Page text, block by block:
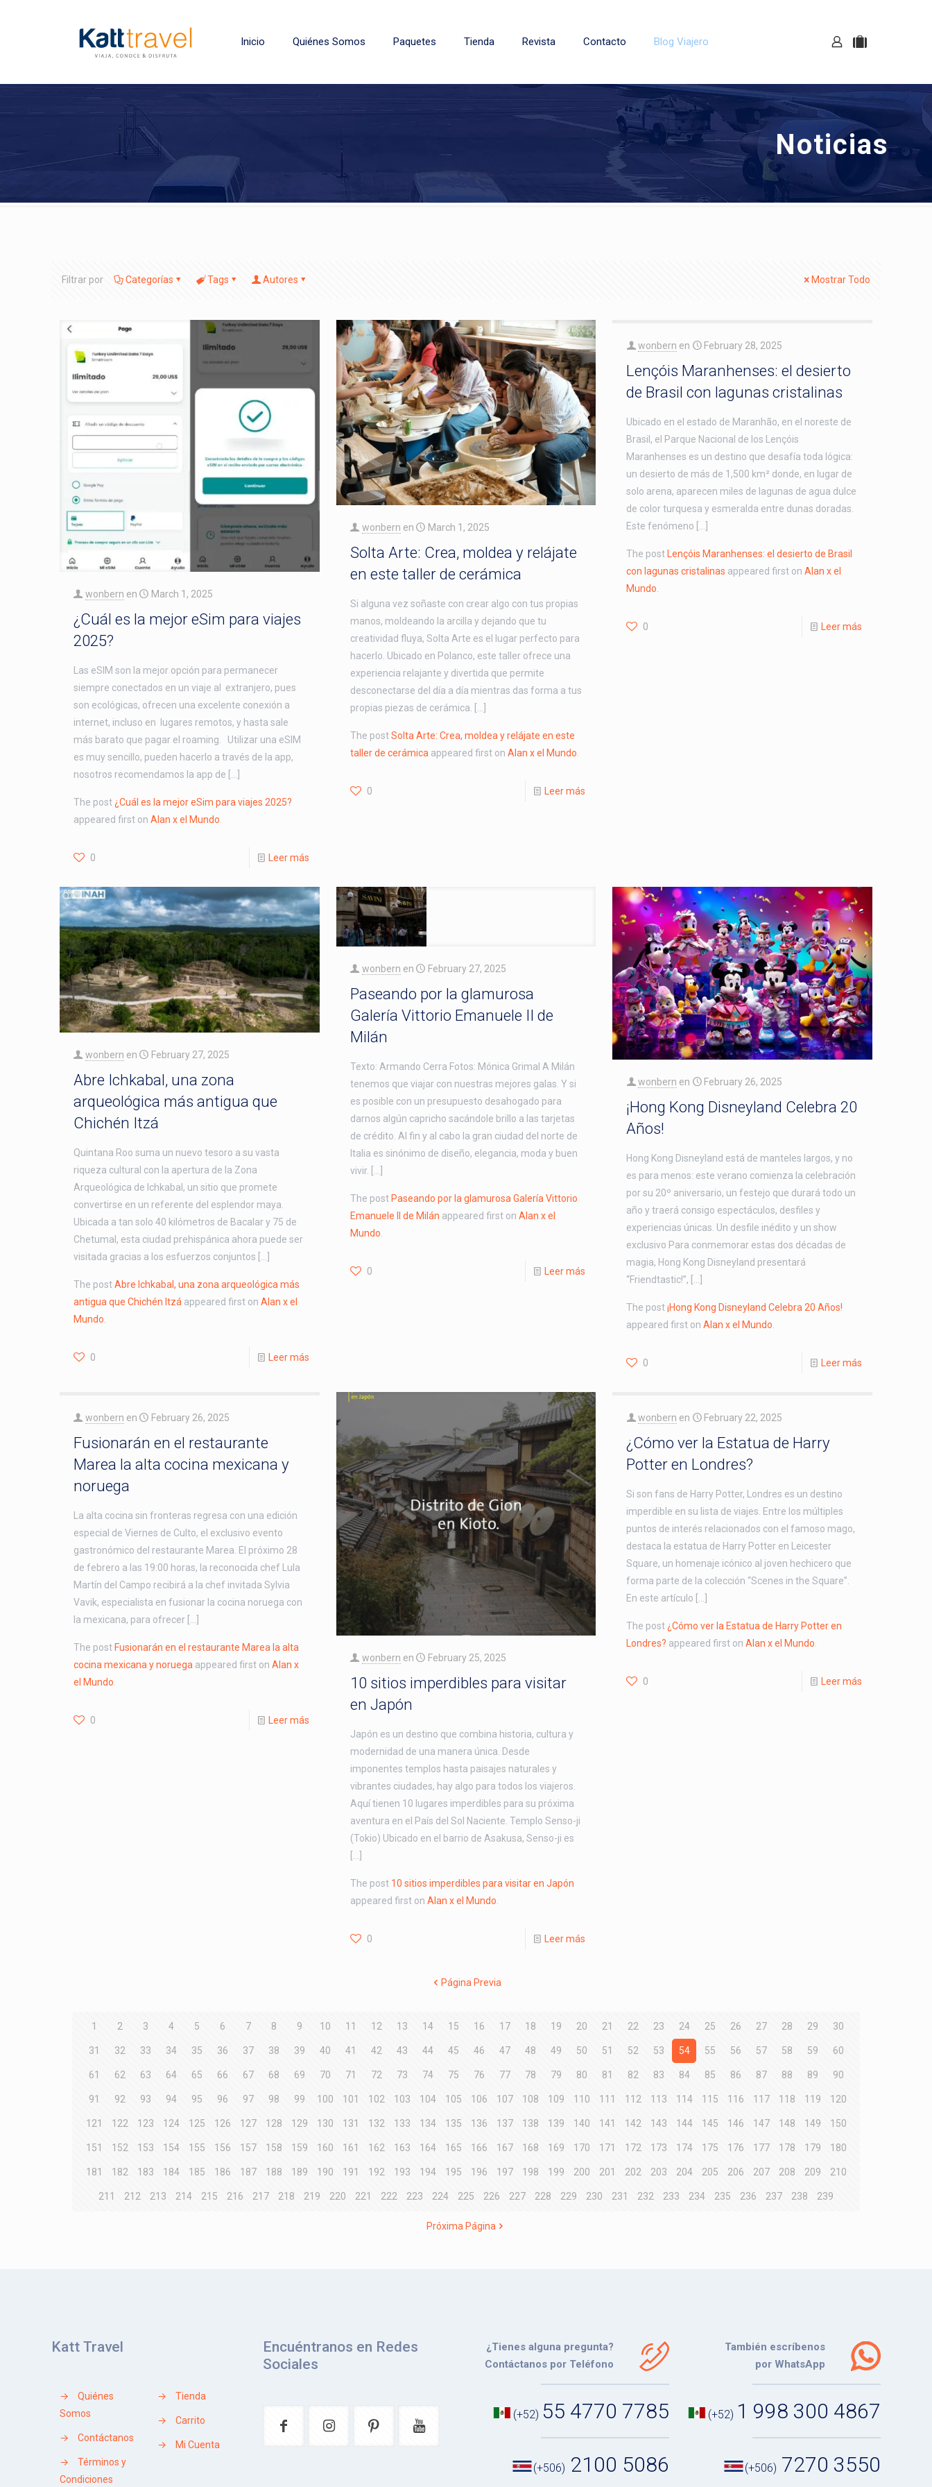
Inicio Quiénes Somos Paquetes Tienda Revista Contacto Blog Viajero
Noticias
Filtrar por Categorías Tags Autores Mostrar Todo
wonbern en March 1, 2025
¿Cuál es la mejor eSim para viajes
2025?
Las eSIM son la mejor opción para permanecer
siempre conectados en un viaje al extranjero, pues
son ecológicas, ofrecen una excelente conexión a
internet, incluso en lugares remotos, y hasta sale
más barato que pagar el roaming. Utilizar una eSIM
es muy sencillo, pueden hacerlo a través de la app,
nosotros recomendamos la app de […]
The post ¿Cuál es la mejor eSim para viajes 2025?
appeared first on Alan x el Mundo
0 Leer más
wonbern en March 1, 2025
Solta Arte: Crea, moldea y relájate
en este taller de cerámica
Si alguna vez soñaste con crear algo con tus propias
manos, moldeando la arcilla y dejando que tu
creatividad fluya, Solta Arte es el lugar perfecto para
hacerlo. Ubicado en Polanco, este taller ofrece una
experiencia relajante y divertida que permite
desconectarse del día a día mientras das forma a tus
propias piezas de cerámica. […]
The postSolta Arte: Crea, moldea y relájate en este
taller de cerámica appeared first on Alan x el Mundo
0 Leer más
wonbern en February 28, 2025
Lençóis Maranhenses: el desierto
de Brasil con lagunas cristalinas
Ubicado en el estado de Maranhão, en el noreste de
Brasil, el Parque Nacional de los Lençóis
Maranhenses es un destino que desafía toda lógica:
un desierto de más de 1,500 km² donde, en lugar de
solo arena, aparecen miles de lagunas de agua dulce
de color turquesa y esmeralda entre dunas doradas.
Este fenómeno […]
The post
Lençóis Maranhenses: el desierto de Brasil
con lagunas cristalinas appeared first onAlan x el
Mundo
0 Leer más
wonbern en February 27, 2025
Abre Ichkabal, una zona
arqueológica más antigua que
Chichén Itzá
Quintana Roo suma un nuevo tesoro a su vasta
riqueza cultural con la apertura de la Zona
Arqueológica de Ichkabal, un sitio que promete
convertirse en un referente del esplendor maya.
Ubicada a tan solo 40 kilómetros de Bacalar y 75 de
Chetumal, esta ciudad prehispánica ahora puede ser
visitada gracias a los esfuerzos conjuntos […]
The postAbre Ichkabal, una zona arqueológica más
antigua que Chichén Itzáappeared first on Alan x el
Mundo.
0 Leer más
wonbern en February 27, 2025
Paseando por la glamurosa
Galería Vittorio Emanuele II de
Milán
Texto: Armando Cerra Fotos: Mónica Grimal A Milán
tenemos que viajar con nuestras mejores galas. Y si
es posible con un presupuesto desahogado para
darnos algún capricho sacándole brillo a las tarjetas
de crédito. Al fin y al cabo la gran ciudad del norte de
Italia es sinónimo de diseño, elegancia, moda y buen
vivir. […]
The post Paseando por la glamurosa Galería Vittorio
Emanuele II de Milán appeared first on Alan x el
Mundo
0 Leer más
wonbern en February 26, 2025
¡Hong Kong Disneyland Celebra 20
Años!
Hong Kong Disneyland está de manteles largos, y no
es para menos: este verano comienza la celebración
por su 20º aniversario, un festejo que durará todo un
año y traerá consigo espectáculos, desfiles y
experiencias únicas. Un desfile inédito y un show
exclusivo Para conmemorar estas dos décadas de
magia, Hong Kong Disneyland presentará
“Friendtastic!”, […]
The post¡Hong Kong Disneyland Celebra 20 Años!
appeared first onAlan x el Mundo
0 Leer más
wonbern en February 26, 2025
Fusionarán en el restaurante
Marea la alta cocina mexicana y
noruega
La alta cocina sin fronteras regresa con una edición
especial de Viernes de Culto, el exclusivo evento
gastronómico del restaurante Marea. El próximo 28
de febrero a las 19:00 horas, la reconocida chef Lula
Martín del Campo recibirá a la chef invitada Sylvia
Vavik, especialista en fusionar la cocina noruega con
la mexicana, para ofrecer […]
The post Fusionarán en el restaurante Marea la alta
cocina mexicana y noruega appeared first on Alan x
el Mundo
0 Leer más
wonbern en February 25, 2025
10 sitios imperdibles para visitar
en Japón
Japón es un destino que combina historia, cultura y
modernidad de una manera única. Desde
imponentes templos hasta paisajes naturales y
vibrantes ciudades, hay algo para todos los viajeros.
Aquí tienen 10 lugares imperdibles para su próxima
aventura en el País del Sol Naciente. Templo Senso-ji
(Tokio) Ubicado en el barrio de Asakusa, Senso-ji es
[…]
The post 10 sitios imperdibles para visitar en Japón
appeared first on Alan x el Mundo.
0 Leer más
wonbern en February 22, 2025
¿Cómo ver la Estatua de Harry
Potter en Londres?
Si son fans de Harry Potter, Londres es un destino
imperdible en su lista de viajes. Entre los múltiples
puntos de interés relacionados con el famoso mago,
destaca la estatua de Harry Potter en Leicester
Square, un homenaje icónico al joven hechicero que
forma parte de la colección “Scenes in the Square”.
En este artículo […]
The post ¿Cómo ver la Estatua de Harry Potter en
Londres? appeared first onAlan x el Mundo
0 Leer más
Página Previa
1 2 3 4 5 6 7 8 9 10 11 12 13 14 15 16 17 18 19 20 21 22 23 24 25 26 27 28 29 30
31 32 33 34 35 36 37 38 39 40 41 42 43 44 45 46 47 48 49 50 51 52 53 54 55 56 57 58 59 60
61 62 63 64 65 66 67 68 69 70 71 72 73 74 75 76 77 78 79 80 81 82 83 84 85 86 87 88 89 90
91 92 93 94 95 96 97 98 99 100 101 102 103 104 105 106 107 108 109 110 111 112 113 114 115 116 117 118 119 120
121 122 123 124 125 126 127 128 129 130 131 132 133 134 135 136 137 138 139 140 141 142 143 144 145 146 147 148 149 150
151 152 153 154 155 156 157 158 159 160 161 162 163 164 165 166 167 168 169 170 171 172 173 174 175 176 177 178 179 180
181 182 183 184 185 186 187 188 189 190 191 192 193 194 195 196 197 198 199 200 201 202 203 204 205 206 207 208 209 210
211 212 213 214 215 216 217 218 219 220 221 222 223 224 225 226 227 228 229 230 231 232 233 234 235 236 237 238 239
Próxima Página
Katt Travel
→
Quiénes
Somos
→ Contáctanos
→
Términos y
Condiciones
→ Tienda
→ Carrito
→ Mi Cuenta
Encuéntranos en Redes
Sociales
¿Tienes alguna pregunta?
Contáctanos por Teléfono
(+52) 55 4770 7785
(+506) 2100 5086
También escríbenos
por WhatsApp
(+52) 1 998 300 4867
(+506) 7270 3550